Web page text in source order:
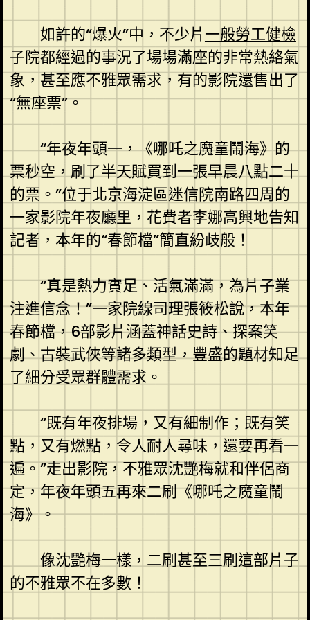
如許的“爆火”中，不少片一般勞工健檢
子院都經過的事況了場場滿座的非常熱絡氣
象，甚至應不雅眾需求，有的影院還售出了
“無座票”。
“年夜年頭一，《哪吒之魔童鬧海》的
票秒空，刷了半天賦買到一張早晨八點二十
的票。”位于北京海淀區迷信院南路四周的
一家影院年夜廳里，花費者李娜高興地告知
記者，本年的“春節檔”簡直紛歧般！
“真是熱力實足、活氣滿滿，為片子業
注進信念！”一家院線司理張筱松說，本年
春節檔，6部影片涵蓋神話史詩、探案笑
劇、古裝武俠等諸多類型，豐盛的題材知足
了細分受眾群體需求。
“既有年夜排場，又有細制作；既有笑
點，又有燃點，令人耐人尋味，還要再看一
遍。”走出影院，不雅眾沈艷梅就和伴侶商
定，年夜年頭五再來二刷《哪吒之魔童鬧
海》。
像沈艷梅一樣，二刷甚至三刷這部片子
的不雅眾不在多數！